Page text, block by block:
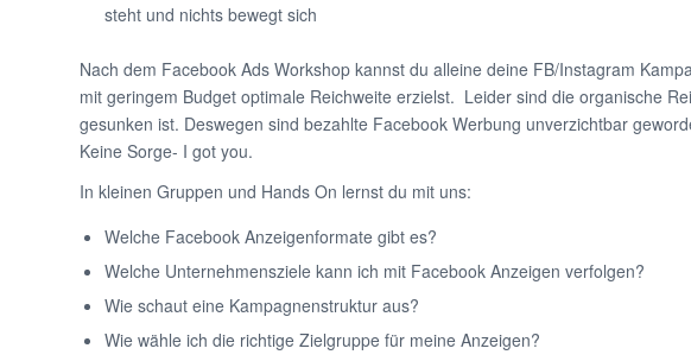
steht und nichts bewegt sich
Nach dem Facebook Ads Workshop kannst du alleine deine FB/Instagram
mit geringem Budget optimale Reichweite erzielst. Leider sind die organische
gesunken ist. Deswegen sind bezahlte Facebook Werbung unverzichtbar
Keine Sorge- I got you.
In kleinen Gruppen und Hands On lernst du mit uns:
Welche Facebook Anzeigenformate gibt es?
Welche Unternehmensziele kann ich mit Facebook Anzeigen verfolgen?
Wie schaut eine Kampagnenstruktur aus?
Wie wähle ich die richtige Zielgruppe für meine Anzeigen?